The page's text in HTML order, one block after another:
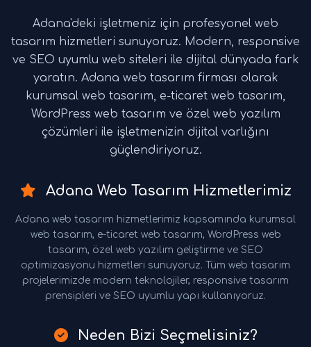
Adana'deki işletmeniz için profesyonel web
tasarım hizmetleri sunuyoruz. Modern, responsive
ve SEO uyumlu web siteleri ile dijital dünyada fark
yaratın. Adana web tasarım firması olarak
kurumsal web tasarım, e-ticaret web tasarım,
WordPress web tasarım ve özel web yazılım
çözümleri ile işletmenizin dijital varlığını
güçlendiriyoruz.
Adana Web Tasarım Hizmetlerimiz
Adana web tasarım hizmetlerimiz kapsamında kurumsal
web tasarım, e-ticaret web tasarım, WordPress web
tasarım, özel web yazılım geliştirme ve SEO
optimizasyonu hizmetleri sunuyoruz. Tüm web tasarım
projelerimizde modern teknolojiler, responsive tasarım
prensipleri ve SEO uyumlu yapı kullanıyoruz.
Neden Bizi Seçmelisiniz?